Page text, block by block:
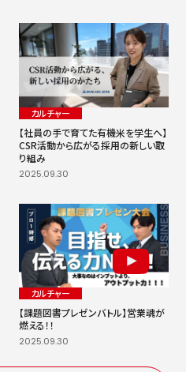
カルチャー
【社員の手で育てた有機米を学生へ】
CSR活動から広がる採用の新しい取
り組み
2025.09.30
カルチャー
【課題図書プレゼンバトル】営業魂が
燃える！！
2025.09.30